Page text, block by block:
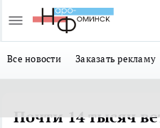
Все новости Заказать рекламу
Почти 14 тысяч